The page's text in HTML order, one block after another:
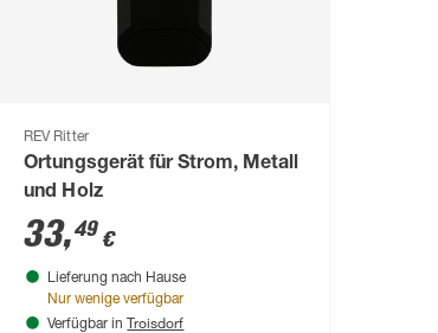
REV Ritter
Ortungsgerät für Strom, Metall
und Holz
33,49 €
Lieferung nach Hause
Nur wenige verfügbar
Verfügbar in Troisdorf